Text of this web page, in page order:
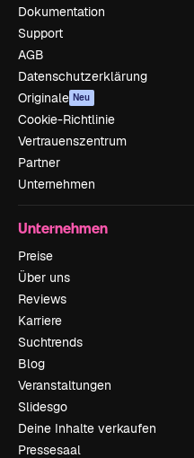
Dokumentation
Support
AGB
Datenschutzerklärung
Originale Neu
Cookie-Richtlinie
Vertrauenszentrum
Partner
Unternehmen
Unternehmen
Preise
Über uns
Reviews
Karriere
Suchtrends
Blog
Veranstaltungen
Slidesgo
Deine Inhalte verkaufen
Pressesaal